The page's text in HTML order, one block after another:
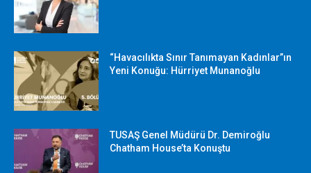
“Havacılıkta Sınır Tanımayan Kadınlar”ın
Yeni Konuğu: Hürriyet Munanoğlu
TUSAŞ Genel Müdürü Dr. Demiroğlu
Chatham House’ta Konuştu